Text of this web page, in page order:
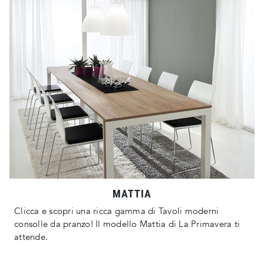
MATTIA
Clicca e scopri una ricca gamma di Tavoli moderni
consolle da pranzo! Il modello Mattia di La Primavera ti
attende.